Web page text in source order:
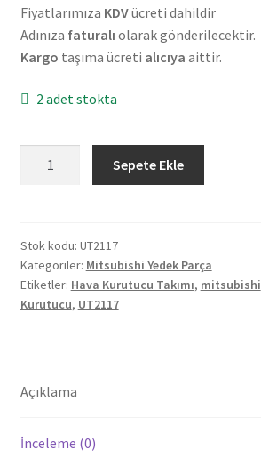
Fiyatlarımıza KDVücreti dahildir
Adınıza faturalı olarak gönderilecektir.
Kargo taşıma ücreti alıcıya aittir.
2 adet stokta
Takımı
UT2117
adet
Sepete Ekle
Stok kodu: UT2117
Kategoriler: Mitsubishi Yedek Parça
Etiketler: Hava Kurutucu Takımı, mitsubishi
Kurutucu, UT2117
Açıklama
İnceleme (0)